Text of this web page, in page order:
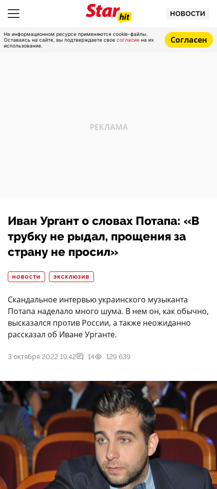
НОВОСТИ
На информационном ресурсе применяются cookie-файлы.
Оставаясь на сайте, вы подтверждаете свое согласие на их
использование.
Согласен
Иван Ургант о словах Потапа: «В
трубку не рыдал, прощения за
страну не просил»
НОВОСТИ ЭКСКЛЮЗИВ
Скандальное интервью украинского музыканта
Потапа наделало много шума. В нем он, как обычно,
высказался против России, а также неожиданно
рассказал об Иване Урганте.
3 октября 2022 19:42 14 129 639